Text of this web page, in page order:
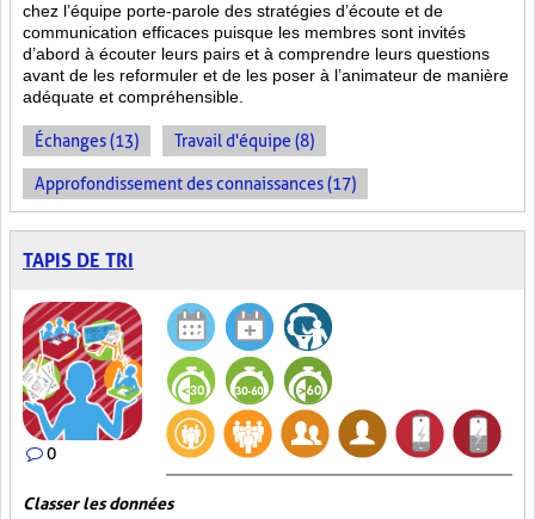
chez l’équipe porte-parole des stratégies d’écoute et de
communication efficaces puisque les membres sont invités
d’abord à écouter leurs pairs et à comprendre leurs questions
avant de les reformuler et de les poser à l’animateur de manière
adéquate et compréhensible.
Échanges (13) Travail d'équipe (8)
Approfondissement des connaissances (17)
TAPIS DE TRI
0
Classer les données